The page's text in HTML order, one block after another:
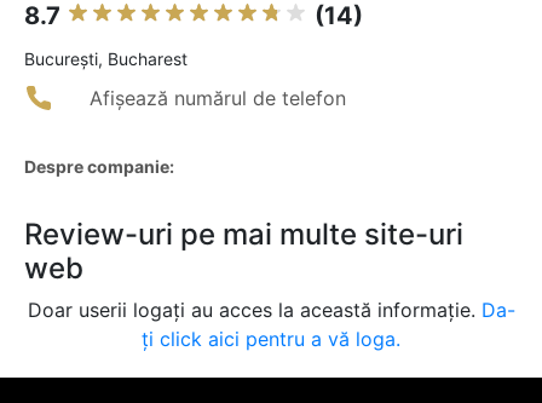
8.7 (14)
Bucureşti, Bucharest
Afișează numărul de telefon
Despre companie:
Review-uri pe mai multe site-uri
web
Doar userii logați au acces la această informație. Da-
ți click aici pentru a vă loga.